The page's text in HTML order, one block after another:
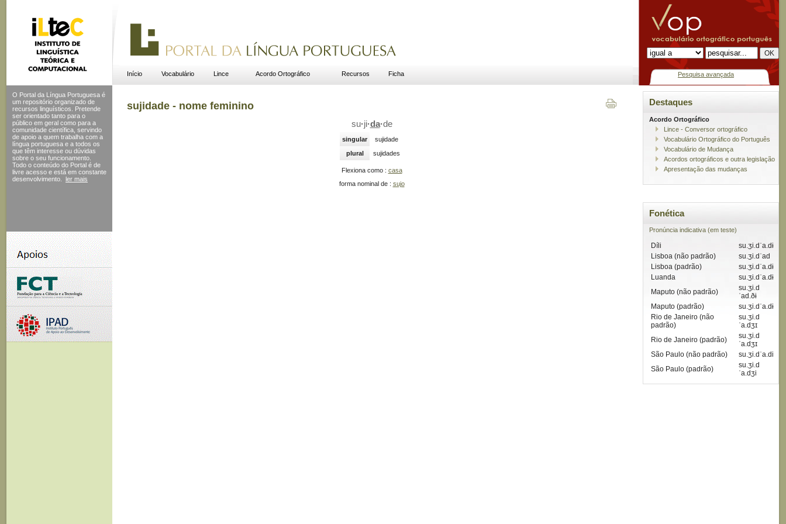
Início Vocabulário Lince Acordo Ortográfico Recursos Ficha Pesquisa avançada
O Portal da Língua Portuguesa é
um repositório organizado de
recursos linguísticos. Pretende
ser orientado tanto para o
público em geral como para a
comunidade científica, servindo
de apoio a quem trabalha com a
língua portuguesa e a todos os
que têm interesse ou dúvidas
sobre o seu funcionamento.
Todo o conteúdo do Portal é de
livre acesso e está em constante
desenvolvimento.
ler mais
sujidade - nome feminino
su·ji·da·de
singular
sujidade
plural
sujidades
Flexiona como : casa
forma nominal de : sujo
Destaques
Acordo Ortográfico
Lince - Conversor ortográfico
Vocabulário Ortográfico do Português
Vocabulário de Mudança
Acordos ortográficos e outra legislação
Apresentação das mudanças
Fonética
Pronúncia indicativa (em teste)
Díli
su.ʒi.dˈa.dɨ
Lisboa (não padrão)
su.ʒi.dˈad
Lisboa (padrão)
su.ʒi.dˈa.dɨ
Luanda
su.ʒi.dˈa.dɨ
Maputo (não padrão)
su.ʒi.d
ˈad.ðɨ
Maputo (padrão)
su.ʒi.dˈa.dɨ
Rio de Janeiro (não
padrão)
su.ʒi.d
ˈa.dʒɪ
Rio de Janeiro (padrão)
su.ʒi.d
ˈa.dʒɪ
São Paulo (não padrão)
su.ʒi.dˈa.di
São Paulo (padrão)
su.ʒi.d
ˈa.dʒi